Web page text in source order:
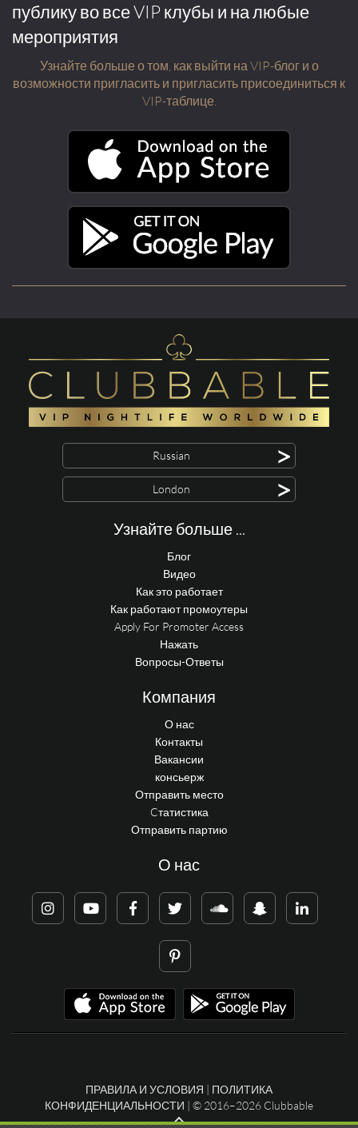
публику во все VIP клубы и на любые
мероприятия
Узнайте больше о том, как выйти на VIP-блог и о
возможности пригласить и пригласить присоединиться к
VIP-таблице.
Russian >
London >
Узнайте больше ...
Блог
Видео
Как это работает
Как работают промоутеры
Apply For Promoter Access
Нажать
Вопросы-Ответы
Компания
О нас
Контакты
Вакансии
консьерж
Отправить место
Cтатистика
Отправить партию
О нас
ПРАВИЛА И УСЛОВИЯ | ПОЛИТИКА
КОНФИДЕНЦИАЛЬНОСТИ | © 2016–2026 Clubbable